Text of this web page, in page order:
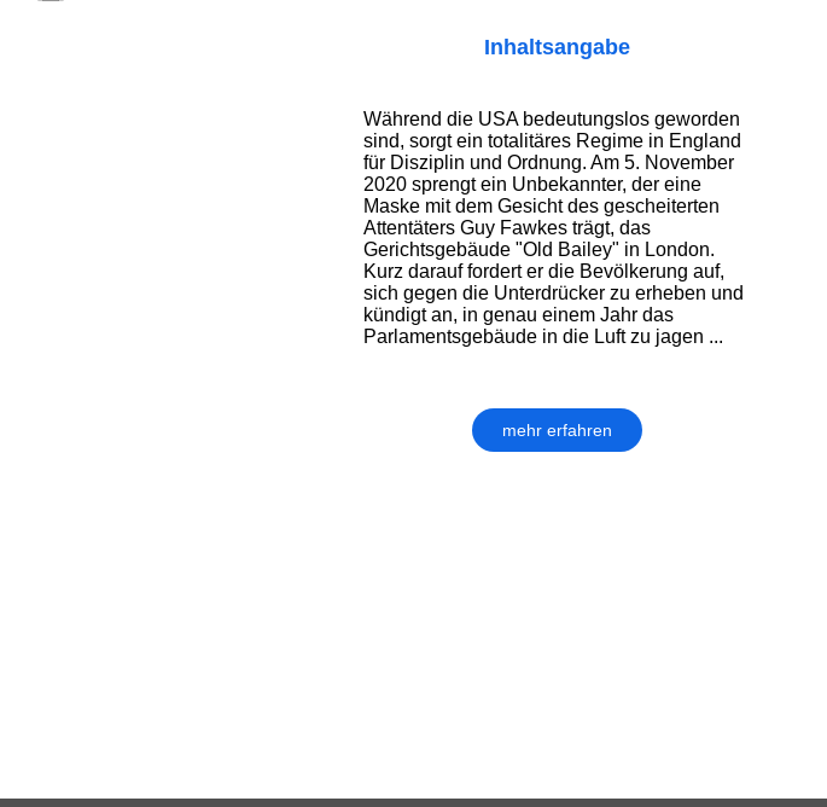
Inhaltsangabe
Während die USA bedeutungslos geworden
sind, sorgt ein totalitäres Regime in England
für Disziplin und Ordnung. Am 5. November
2020 sprengt ein Unbekannter, der eine
Maske mit dem Gesicht des gescheiterten
Attentäters Guy Fawkes trägt, das
Gerichtsgebäude "Old Bailey" in London.
Kurz darauf fordert er die Bevölkerung auf,
sich gegen die Unterdrücker zu erheben und
kündigt an, in genau einem Jahr das
Parlamentsgebäude in die Luft zu jagen ...
mehr erfahren